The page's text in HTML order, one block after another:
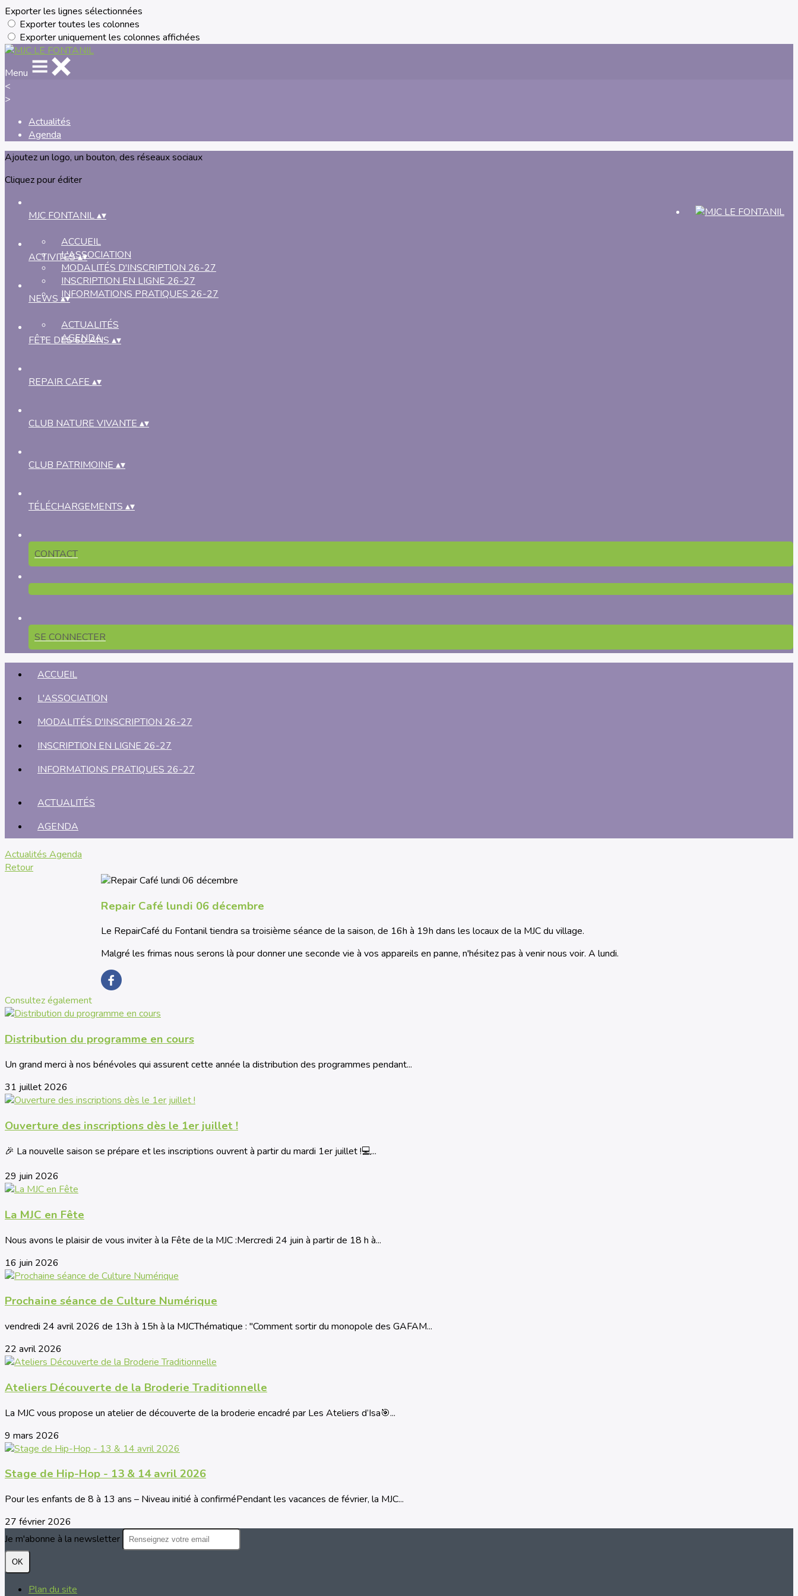
Exporter les lignes sélectionnées
Exporter toutes les colonnes
Exporter uniquement les colonnes affichées
Menu
<
>
Actualités
Agenda
Ajoutez un logo, un bouton, des réseaux sociaux
Cliquez pour éditer
MJC FONTANIL▴▾
ACCUEIL
L'ASSOCIATION
MODALITÉS D'INSCRIPTION 26-27
INSCRIPTION EN LIGNE 26-27
INFORMATIONS PRATIQUES 26-27
ACTIVITES▴▾
NEWS ▴▾
ACTUALITÉS
AGENDA
FÊTE DES 60 ANS ▴▾
REPAIR CAFE ▴▾
CLUB NATURE VIVANTE ▴▾
CLUB PATRIMOINE ▴▾
TÉLÉCHARGEMENTS ▴▾
CONTACT
SE CONNECTER
ACCUEIL
L'ASSOCIATION
MODALITÉS D'INSCRIPTION 26-27
INSCRIPTION EN LIGNE 26-27
INFORMATIONS PRATIQUES 26-27
ACTUALITÉS
AGENDA
Actualités Agenda
Retour
Repair Café lundi 06 décembre
Le RepairCafé du Fontanil tiendra sa troisième séance de la saison, de 16h à 19h dans les locaux de la MJC du village.
Malgré les frimas nous serons là pour donner une seconde vie à vos appareils en panne, n'hésitez pas à venir nous voir. A lundi.
Consultez également
Distribution du programme en cours
Un grand merci à nos bénévoles qui assurent cette année la distribution des programmes pendant...
31 juillet 2026
Ouverture des inscriptions dès le 1er juillet !
🎉 La nouvelle saison se prépare et les inscriptions ouvrent à partir du mardi 1er juillet !💻...
29 juin 2026
La MJC en Fête
Nous avons le plaisir de vous inviter à la Fête de la MJC :Mercredi 24 juin à partir de 18 h à...
16 juin 2026
Prochaine séance de Culture Numérique
vendredi 24 avril 2026 de 13h à 15h à la MJCThématique : "Comment sortir du monopole des GAFAM...
22 avril 2026
Ateliers Découverte de la Broderie Traditionnelle
La MJC vous propose un atelier de découverte de la broderie encadré par Les Ateliers d’Isa🎯...
9 mars 2026
Stage de Hip-Hop - 13 & 14 avril 2026
Pour les enfants de 8 à 13 ans – Niveau initié à confirméPendant les vacances de février, la MJC...
27 février 2026
Je m'abonne à la newsletter
OK
Plan du site